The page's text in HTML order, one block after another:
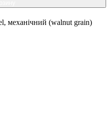
механічний (walnut grain)